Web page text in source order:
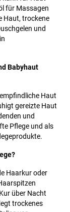
für Massagen
Haut, trockene
und
Babyhaut
Haut
gereizte Haut
und
Pflege und als
Haarkur oder
über Nacht
trockenes